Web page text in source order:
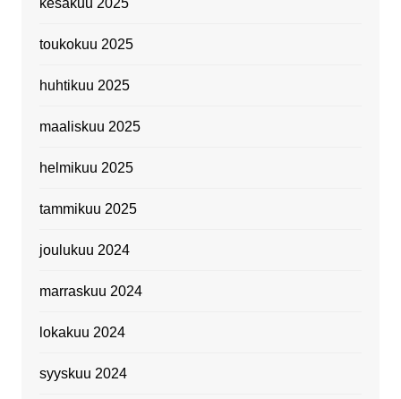
toukokuu 2025
huhtikuu 2025
maaliskuu 2025
helmikuu 2025
tammikuu 2025
joulukuu 2024
marraskuu 2024
lokakuu 2024
syyskuu 2024